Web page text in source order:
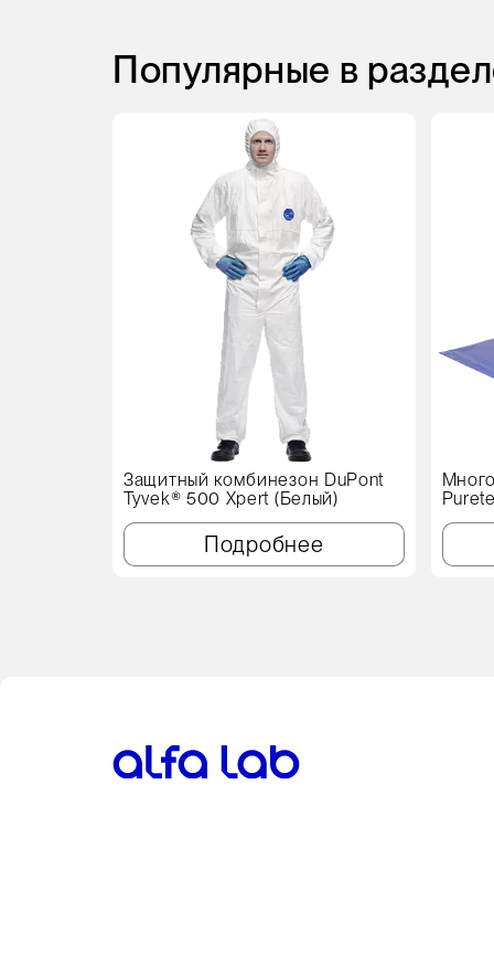
Популярные в
Защитный комбинезон DuPont
Tyvek® 500 Xpert (Белый)
Подробнее
см,